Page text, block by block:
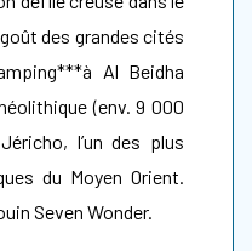
des grandes cités
Al Beidha
(env. 9 000
l’un des plus
du Moyen Orient.
Seven Wonder.